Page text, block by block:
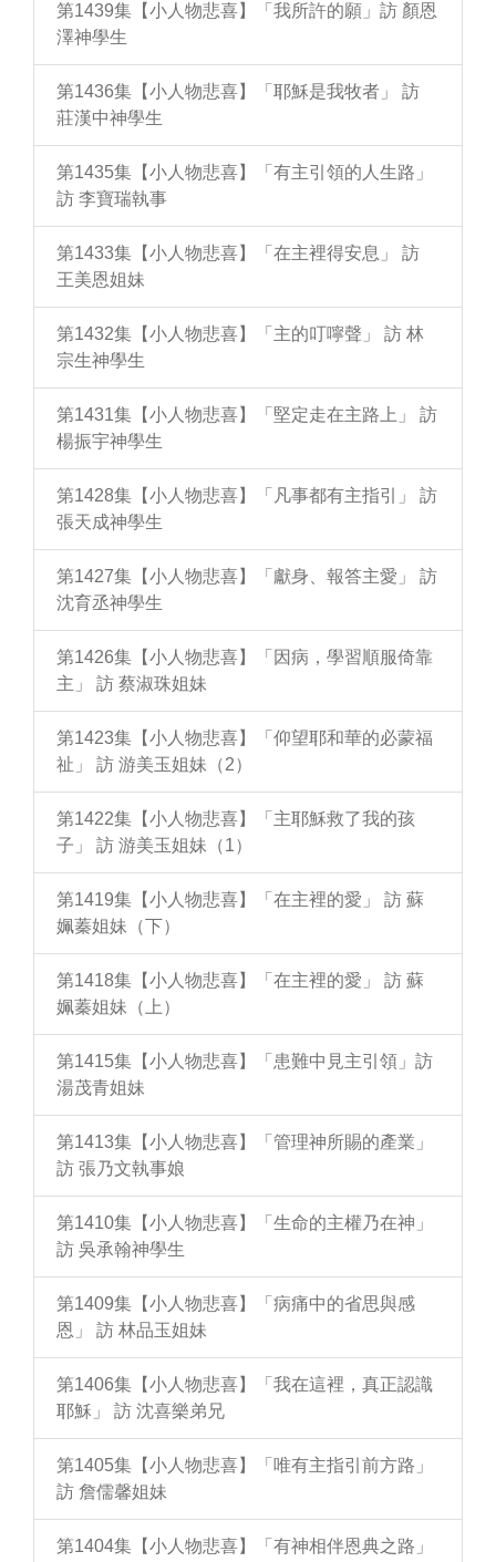
第1439集【小人物悲喜】「我所許的願」訪 顏恩
澤神學生
第1436集【小人物悲喜】「耶穌是我牧者」 訪
莊漢中神學生
第1435集【小人物悲喜】「有主引領的人生路」
訪 李寶瑞執事
第1433集【小人物悲喜】「在主裡得安息」 訪
王美恩姐妹
第1432集【小人物悲喜】「主的叮嚀聲」 訪 林
宗生神學生
第1431集【小人物悲喜】「堅定走在主路上」 訪
楊振宇神學生
第1428集【小人物悲喜】「凡事都有主指引」 訪
張天成神學生
第1427集【小人物悲喜】「獻身、報答主愛」 訪
沈育丞神學生
第1426集【小人物悲喜】「因病，學習順服倚靠
主」 訪 蔡淑珠姐妹
第1423集【小人物悲喜】「仰望耶和華的必蒙福
祉」 訪 游美玉姐妹（2）
第1422集【小人物悲喜】「主耶穌救了我的孩
子」 訪 游美玉姐妹（1）
第1419集【小人物悲喜】「在主裡的愛」 訪 蘇
姵蓁姐妹（下）
第1418集【小人物悲喜】「在主裡的愛」 訪 蘇
姵蓁姐妹（上）
第1415集【小人物悲喜】「患難中見主引領」訪
湯茂青姐妹
第1413集【小人物悲喜】「管理神所賜的產業」
訪 張乃文執事娘
第1410集【小人物悲喜】「生命的主權乃在神」
訪 吳承翰神學生
第1409集【小人物悲喜】「病痛中的省思與感
恩」 訪 林品玉姐妹
第1406集【小人物悲喜】「我在這裡，真正認識
耶穌」 訪 沈喜樂弟兄
第1405集【小人物悲喜】「唯有主指引前方路」
訪 詹儒馨姐妹
第1404集【小人物悲喜】「有神相伴恩典之路」